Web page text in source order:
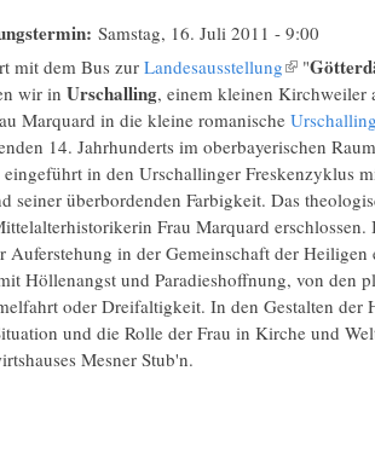
Samstag, 16. Juli 2011 - 9:00
mit dem Bus zur Landesausstellung(Link ist
"
wir in Urschalling, einem kleinen Kirchweiler
Marquard in die kleine romanische
14. Jahrhunderts im oberbayerischen
in den Urschallinger Freskenzyklus
seiner überbordenden Farbigkeit. Das
Frau Marquard
Auferstehung in der Gemeinschaft der
Höllenangst und Paradieshoffnung, von den
oder Dreifaltigkeit. In den Gestalten der
und die Rolle der Frau in Kirche und
Mesner Stub'n.